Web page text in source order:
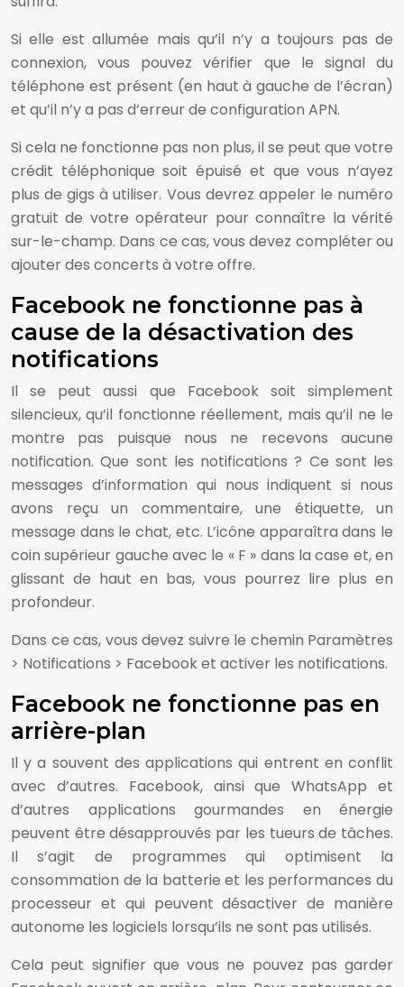
Si elle est allumée mais qu’il n’y a toujours pas de
connexion, vous pouvez vérifier que le signal du
téléphone est présent (en haut à gauche de l’écran)
et qu’il n’y a pas d’erreur de configuration APN.
Si cela ne fonctionne pas non plus, il se peut que votre
crédit téléphonique soit épuisé et que vous n’ayez
plus de gigs à utiliser. Vous devrez appeler le numéro
gratuit de votre opérateur pour connaître la vérité
sur-le-champ. Dans ce cas, vous devez compléter ou
ajouter des concerts à votre offre.
Facebook ne fonctionne pas à
cause de la désactivation des
notifications
Il se peut aussi que Facebook soit simplement
silencieux, qu’il fonctionne réellement, mais qu’il ne le
montre pas puisque nous ne recevons aucune
notification. Que sont les notifications ? Ce sont les
messages d’information qui nous indiquent si nous
avons reçu un commentaire, une étiquette, un
message dans le chat, etc. L’icône apparaîtra dans le
coin supérieur gauche avec le « F » dans la case et, en
glissant de haut en bas, vous pourrez lire plus en
profondeur.
Dans ce cas, vous devez suivre le chemin Paramètres
> Notifications > Facebook et activer les notifications.
Facebook ne fonctionne pas en
arrière-plan
Il y a souvent des applications qui entrent en conflit
avec d’autres. Facebook, ainsi que WhatsApp et
d’autres applications gourmandes en énergie
peuvent être désapprouvés par les tueurs de tâches.
Il s’agit de programmes qui optimisent la
consommation de la batterie et les performances du
processeur et qui peuvent désactiver de manière
autonome les logiciels lorsqu’ils ne sont pas utilisés.
Cela peut signifier que vous ne pouvez pas garder